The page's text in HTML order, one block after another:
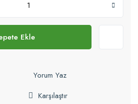
Ekle
Yorum Yaz
Karşılaştır